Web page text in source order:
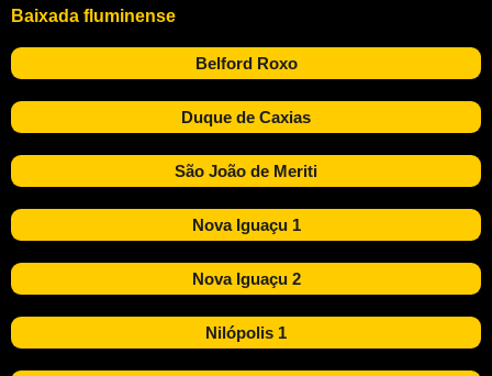
Baixada fluminense
Belford Roxo
Duque de Caxias
São João de Meriti
Nova Iguaçu 1
Nova Iguaçu 2
Nilópolis 1